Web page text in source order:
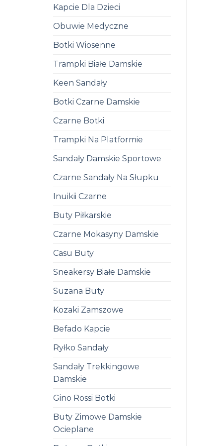
Kapcie Dla Dzieci
Obuwie Medyczne
Botki Wiosenne
Trampki Białe Damskie
Keen Sandały
Botki Czarne Damskie
Czarne Botki
Trampki Na Platformie
Sandały Damskie Sportowe
Czarne Sandały Na Słupku
Inuikii Czarne
Buty Piłkarskie
Czarne Mokasyny Damskie
Casu Buty
Sneakersy Białe Damskie
Suzana Buty
Kozaki Zamszowe
Befado Kapcie
Ryłko Sandały
Sandały Trekkingowe
Damskie
Gino Rossi Botki
Buty Zimowe Damskie
Ocieplane